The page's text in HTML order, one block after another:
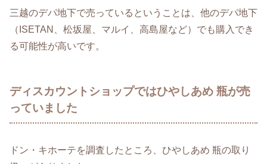
三越のデパ地下で売っているということは、他のデパ地下
（ISETAN、松坂屋、マルイ、高島屋など）でも購入でき
る可能性が高いです。
ディスカウントショップではひやしあめ 瓶が売
っていました
ドン・キホーテを調査したところ、ひやしあめ 瓶の取り